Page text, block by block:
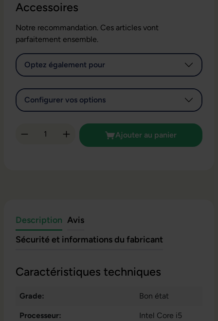
Accessoires
Notre recommandation. Ces articles vont
parfaitement ensemble.
Optez également pour
Configurer vos options
Quantité de produit : Entrez la quantité
Ajouter au panier
Description Avis
Sécurité et informations du fabricant
Caractéristiques techniques
Grade: Bon état
Processeur:
Intel Core i5